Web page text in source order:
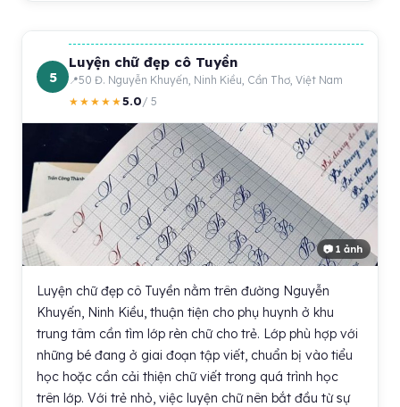
5
Luyện chữ đẹp cô Tuyền
50 Đ. Nguyễn Khuyến, Ninh Kiều, Cần Thơ, Việt Nam
★★★★★5.0 / 5
📷 1 ảnh
Luyện chữ đẹp cô Tuyền nằm trên đường Nguyễn
Khuyến, Ninh Kiều, thuận tiện cho phụ huynh ở khu
trung tâm cần tìm lớp rèn chữ cho trẻ. Lớp phù hợp với
những bé đang ở giai đoạn tập viết, chuẩn bị vào tiểu
học hoặc cần cải thiện chữ viết trong quá trình học
trên lớp. Với trẻ nhỏ, việc luyện chữ nên bắt đầu từ sự